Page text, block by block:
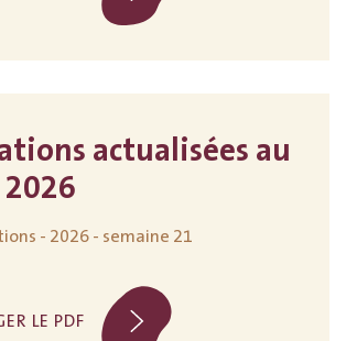
actualisées au
- 2026 - semaine 21
LE PDF